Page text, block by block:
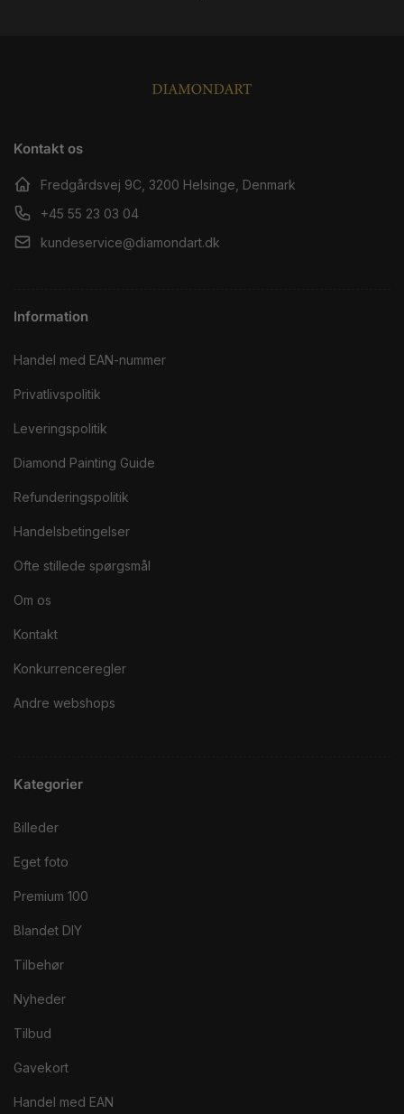
Kontakt os
Fredgårdsvej 9C, 3200 Helsinge, Denmark
+45 55 23 03 04
kundeservice@diamondart.dk
Information
Handel med EAN-nummer
Privatlivspolitik
Leveringspolitik
Diamond Painting Guide
Refunderingspolitik
Handelsbetingelser
Ofte stillede spørgsmål
Om os
Kontakt
Konkurrenceregler
Andre webshops
Kategorier
Billeder
Eget foto
Premium 100
Blandet DIY
Tilbehør
Nyheder
Tilbud
Gavekort
Handel med EAN